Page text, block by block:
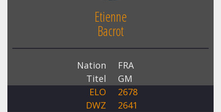
Etienne
Bacrot
Nation
FRA
Titel
GM
ELO
2678
DWZ
2641